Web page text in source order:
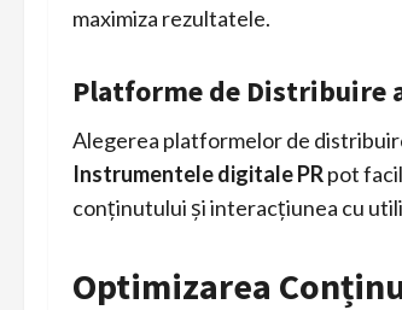
maximiza rezultatele.
Platforme de Distribuire
Alegerea platformelor de
Instrumentele digitale PRpot
conținutului și interacțiunea cu
Optimizarea